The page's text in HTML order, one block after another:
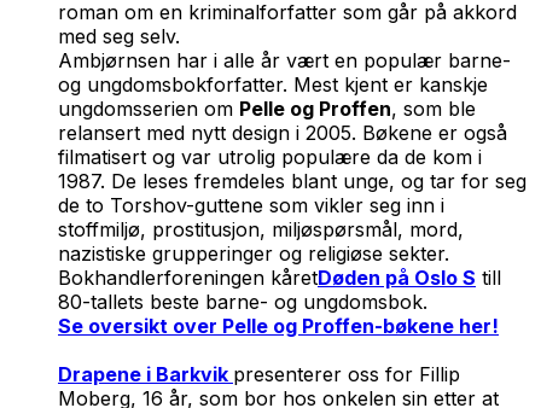
roman om en kriminalforfatter som går på akkord
med seg selv.
Ambjørnsen har i alle år vært en populær barne-
og ungdomsbokforfatter. Mest kjent er kanskje
ungdomsserien om Pelle og Proffen, som ble
relansert med nytt design i 2005. Bøkene er også
filmatisert og var utrolig populære da de kom i
1987. De leses fremdeles blant unge, og tar for seg
de to Torshov-guttene som vikler seg inn i
stoffmiljø, prostitusjon, miljøspørsmål, mord,
nazistiske grupperinger og religiøse sekter.
Bokhandlerforeningen kåretDøden på Oslo S till
80-tallets beste barne- og ungdomsbok.
Se oversikt over Pelle og Proffen-bøkene her!
Drapene i Barkvik presenterer oss for Fillip
Moberg, 16 år, som bor hos onkelen sin etter at